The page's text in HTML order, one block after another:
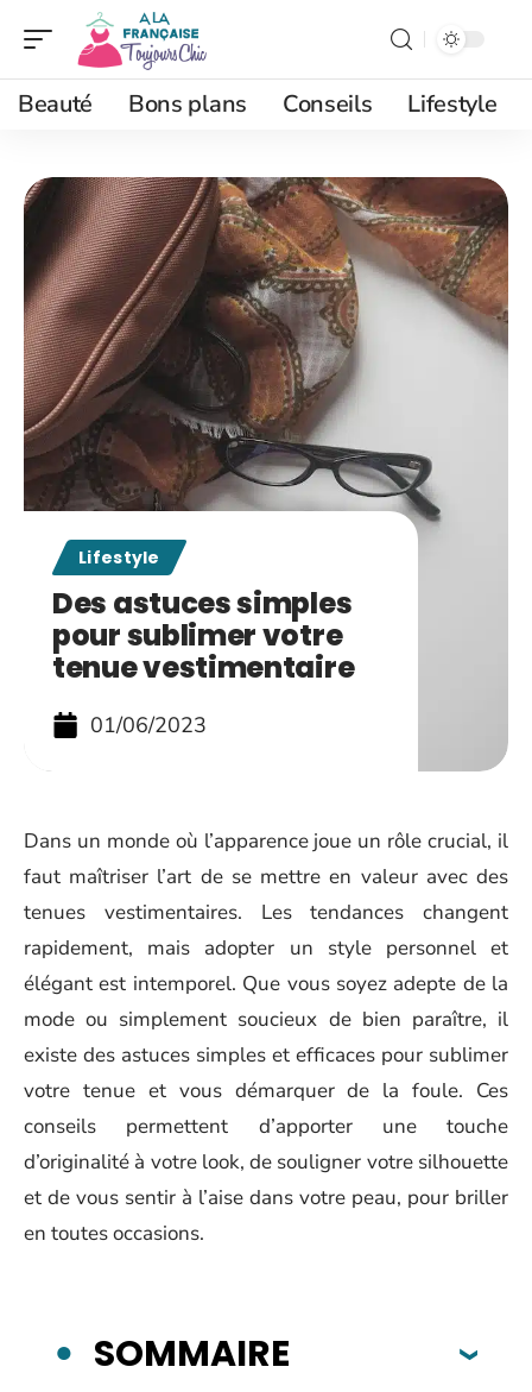
Beauté Bons plans Conseils Lifestyle
Lifestyle
Des astuces simples
pour sublimer votre
tenue vestimentaire
01/06/2023
Dans un monde où l’apparence joue un rôle crucial, il
faut maîtriser l’art de se mettre en valeur avec des
tenues vestimentaires. Les tendances changent
rapidement, mais adopter un style personnel et
élégant est intemporel. Que vous soyez adepte de la
mode ou simplement soucieux de bien paraître, il
existe des astuces simples et efficaces pour sublimer
votre tenue et vous démarquer de la foule. Ces
conseils permettent d’apporter une touche
d’originalité à votre look, de souligner votre silhouette
et de vous sentir à l’aise dans votre peau, pour briller
en toutes occasions.
SOMMAIRE